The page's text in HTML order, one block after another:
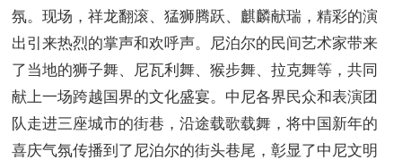
氛。现场，祥龙翻滚、猛狮腾跃、麒麟献瑞，精彩的演
出引来热烈的掌声和欢呼声。尼泊尔的民间艺术家带来
了当地的狮子舞、尼瓦利舞、猴步舞、拉克舞等，共同
献上一场跨越国界的文化盛宴。中尼各界民众和表演团
队走进三座城市的街巷，沿途载歌载舞，将中国新年的
喜庆气氛传播到了尼泊尔的街头巷尾，彰显了中尼文明